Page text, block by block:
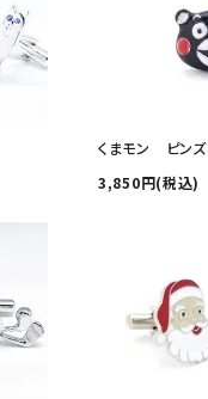
くまモン ピンズ
3,850円(税込)